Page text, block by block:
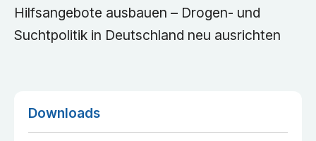
Hilfsangebote ausbauen – Drogen- und
Suchtpolitik in Deutschland neu ausrichten
Downloads